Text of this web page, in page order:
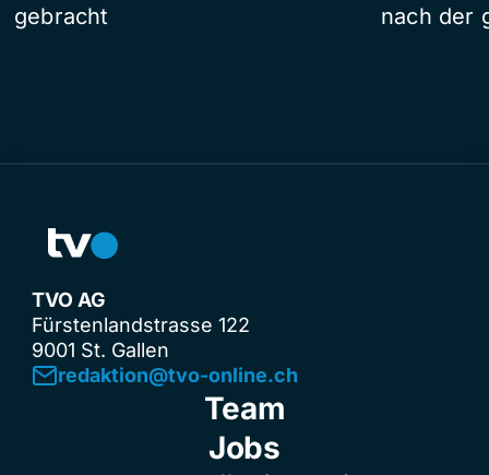
gebracht
nach der
TVO AG
Fürstenlandstrasse 122
9001 St. Gallen
redaktion@tvo-online.ch
Team
Jobs